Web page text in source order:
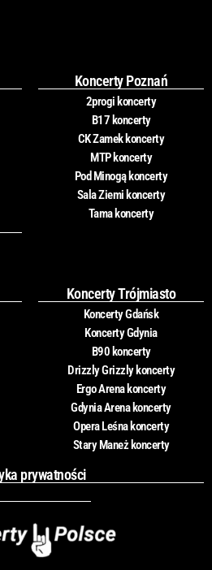
Koncerty Poznań
2progi koncerty
B17 koncerty
CK Zamek koncerty
MTP koncerty
Pod Minogą koncerty
Sala Ziemi koncerty
Tama koncerty
Koncerty Trójmiasto
Koncerty Gdańsk
Koncerty Gdynia
B90 koncerty
Drizzly Grizzly koncerty
Ergo Arena koncerty
Gdynia Arena koncerty
Opera Leśna koncerty
Stary Maneż koncerty
prywatności